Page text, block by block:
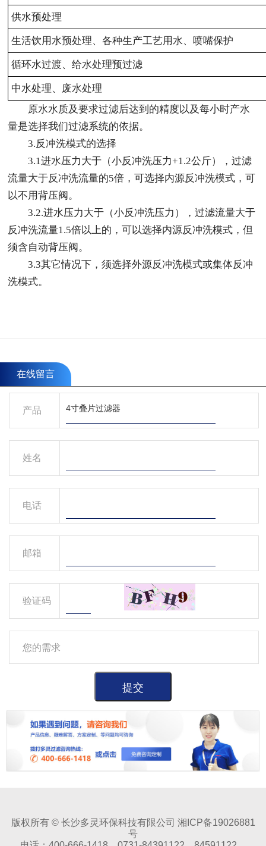
供水预处理
生活饮用水预处理、各种生产工艺用水、喷嘴保护
循环水过渡、给水处理预过滤
中水处理、废水处理
原水水质及要求过滤后达到的精度以及每小时产水
量是选择我们过滤系统的依据。
3.反冲洗模式的选择
3.1进水压力大于（小反冲洗压力+1.2公斤），过滤
流量大于反冲洗流量的5倍，可选择内源反冲洗模式，可
以不用背压阀。
3.2.进水压力大于（小反冲洗压力），过滤流量大于
反冲洗流量1.5倍以上的，可以选择内源反冲洗模式，但
须含自动背压阀。
3.3其它情况下，须选择外源反冲洗模式或集体反冲
洗模式。
在线留言
产品
姓名
电话
邮箱
验证码
版权所有 © 长沙多灵环保科技有限公司 湘ICP备19026881
号